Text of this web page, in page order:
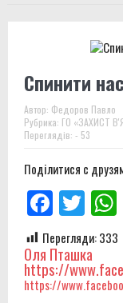
Спинити
Автор: Федоров Павло
Рубрика: ГО «ЗАХИСТ
Переглядів: - 53
Поділитися с
Перегляди:333
Оля Пташка
https://
https://